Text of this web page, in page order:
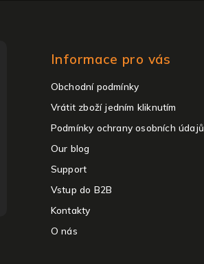
Informace pro vás
Obchodní podmínky
Vrátit zboží jedním kliknutím
Podmínky ochrany osobních údajů
Our blog
Support
Vstup do B2B
Kontakty
O nás